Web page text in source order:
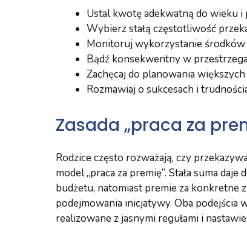
Ustal kwotę adekwatną do wieku i
Wybierz stałą częstotliwość
Monitoruj wykorzystanie środków
Bądź konsekwentny w
Zachęcaj do planowania
Rozmawiaj o sukcesach i
Zasada „praca za
Rodzice często rozważają, czy
model „praca za premię”. Stała suma
budżetu, natomiast premie za konkretne
podejmowania inicjatywy. Oba podejścia
realizowane z jasnymi regułami i